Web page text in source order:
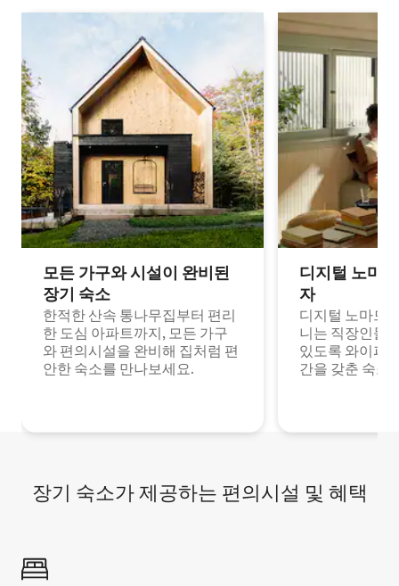
모든 가구와 시설이 완비된
장기 숙소
한적한 산속 통나무집부터 편리
한 도심 아파트까지, 모든 가구
와 편의시설을 완비해 집처럼 편
안한 숙소를 만나보세요.
디지털 노마
자
디지털 노마드
니는 직장인들
있도록 와이파
간을 갖춘 숙소
장기 숙소가 제공하는 편의시설 및 혜택